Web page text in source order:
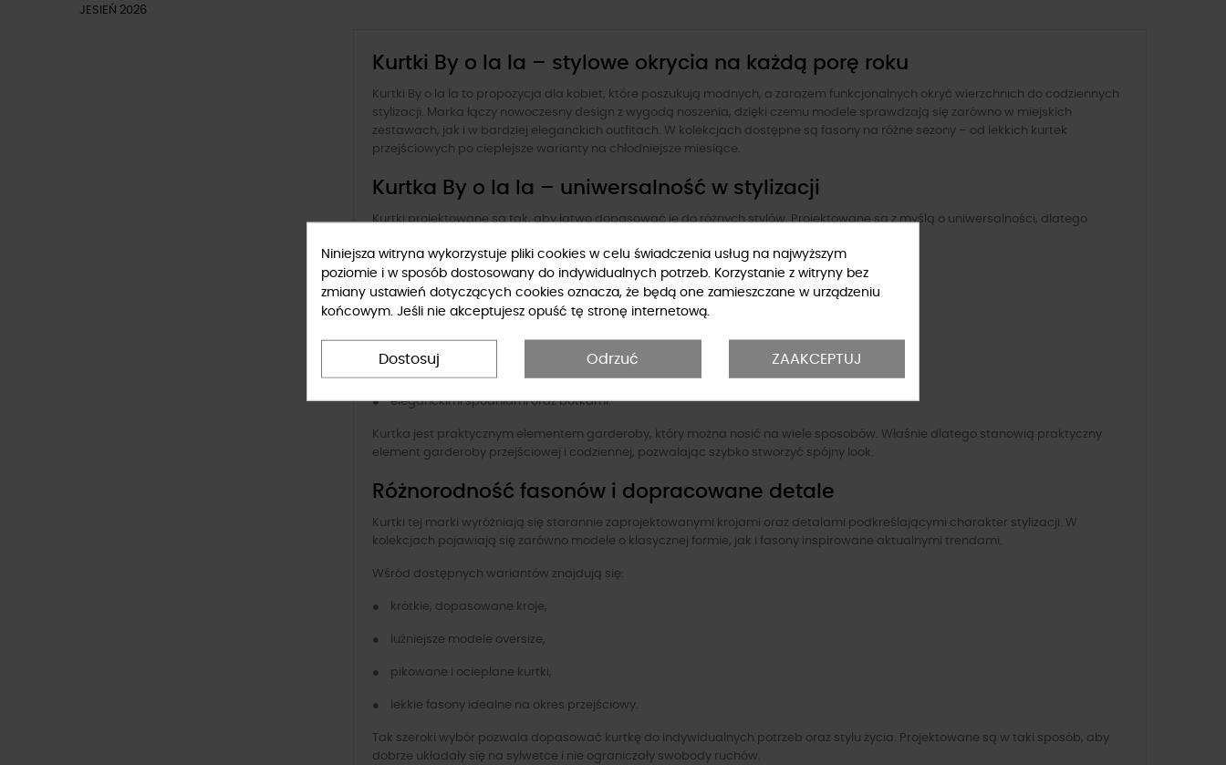
JESIEŃ 2026
Kurtki By o la la – stylowe okrycia na każdą porę roku
Kurtki By o la la to propozycja dla kobiet, które poszukują modnych, a zarazem funkcjonalnych okryć wierzchnich do codziennych
stylizacji. Marka łączy nowoczesny design z wygodą noszenia, dzięki czemu modele sprawdzają się zarówno w miejskich
zestawach, jak i w bardziej eleganckich outfitach. W kolekcjach dostępne są fasony na różne sezony – od lekkich kurtek
przejściowych po cieplejsze warianty na chłodniejsze miesiące.
Kurtka By o la la – uniwersalność w stylizacji
Kurtki projektowane są tak, aby łatwo dopasować je do różnych stylów. Projektowane są z myślą o uniwersalności, dlatego
Kurtki damskie By o la la można łączyć między innymi z:
● jeansami i swetrami w miejskim stylu,
● kompletami dresowymi i sneakersami,
● eleganckimi spodniami oraz botkami.
Kurtka jest praktycznym elementem garderoby, który można nosić na wiele sposobów. Właśnie dlatego stanowią praktyczny
element garderoby przejściowej i codziennej, pozwalając szybko stworzyć spójny look.
Różnorodność fasonów i dopracowane detale
Kurtki tej marki wyróżniają się starannie zaprojektowanymi krojami oraz detalami podkreślającymi charakter stylizacji. W
kolekcjach pojawiają się zarówno modele o klasycznej formie, jak i fasony inspirowane aktualnymi trendami.
Wśród dostępnych wariantów znajdują się:
● krótkie, dopasowane kroje,
● luźniejsze modele oversize,
● pikowane i ocieplane kurtki,
● lekkie fasony idealne na okres przejściowy.
Tak szeroki wybór pozwala dopasować kurtkę do indywidualnych potrzeb oraz stylu życia. Projektowane są w taki sposób, aby
dobrze układały się na sylwetce i nie ograniczały swobody ruchów.
Niniejsza witryna wykorzystuje pliki cookies w celu świadczenia usług na najwyższym
poziomie i w sposób dostosowany do indywidualnych potrzeb. Korzystanie z witryny bez
zmiany ustawień dotyczących cookies oznacza, że będą one zamieszczane w urządzeniu
końcowym. Jeśli nie akceptujesz opuść tę stronę internetową.
Dostosuj Odrzuć ZAAKCEPTUJ